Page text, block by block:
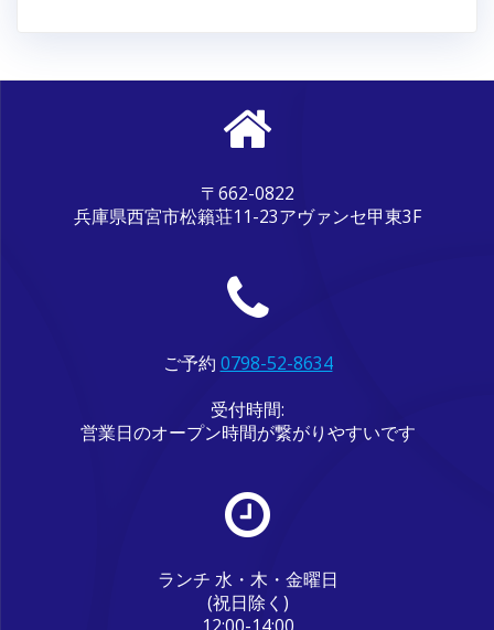
〒662-0822
兵庫県西宮市松籟荘11-23アヴァンセ甲東3F
ご予約 0798-52-8634
受付時間:
営業日のオープン時間が繋がりやすいです
ランチ 水・木・金曜日
(祝日除く)